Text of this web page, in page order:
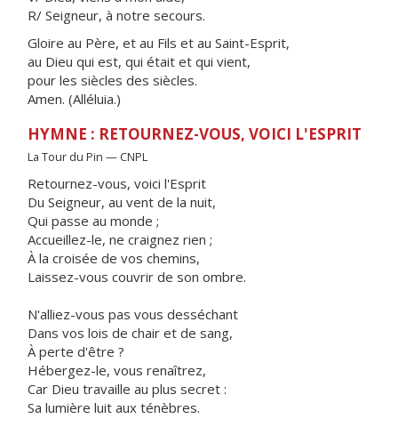
R/ Seigneur, à notre secours.
Gloire au Père, et au Fils et au Saint-Esprit,
au Dieu qui est, qui était et qui vient,
pour les siècles des siècles.
Amen. (Alléluia.)
HYMNE : RETOURNEZ-VOUS, VOICI L'ESPRIT
La Tour du Pin — CNPL
Retournez-vous, voici l'Esprit
Du Seigneur, au vent de la nuit,
Qui passe au monde ;
Accueillez-le, ne craignez rien ;
À la croisée de vos chemins,
Laissez-vous couvrir de son ombre.
N'alliez-vous pas vous desséchant
Dans vos lois de chair et de sang,
À perte d'être ?
Hébergez-le, vous renaîtrez,
Car Dieu travaille au plus secret :
Sa lumière luit aux ténèbres.